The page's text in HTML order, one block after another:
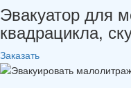
Эвакуатор для
квадрацикла,
Заказать